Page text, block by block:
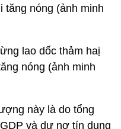
lao dốc thảm haị
nóng (ảnh minh
này là do tổng
và dư nợ tín dụng